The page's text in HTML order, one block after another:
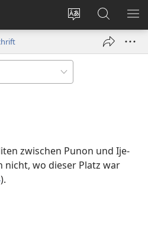
Websitesprache
ändern
Anmelden
(öffnet
Suche
zwischen Punon und Ije-
nicht, wo dieser Platz war
).